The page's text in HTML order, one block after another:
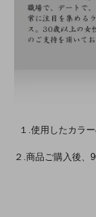
１.使用したカラ
２.商品ご購入後、